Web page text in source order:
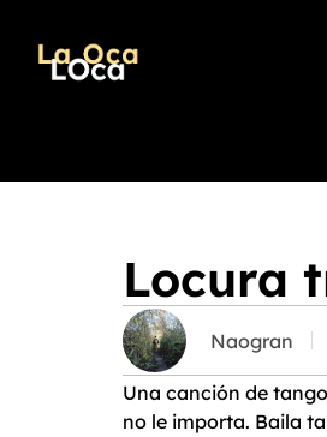
Locura
Naogran
Una canción de
no le importa. Baila